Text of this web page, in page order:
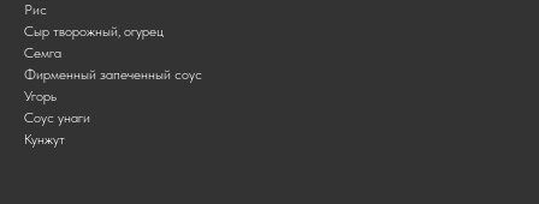
Рис
Сыр творожный, огурец
Семга
Фирменный запеченный соус
Угорь
Соус унаги
Кунжут